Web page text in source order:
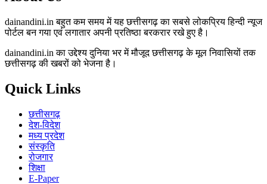
dainandini.in बहुत कम समय में यह छत्तीसगढ़ का सबसे लोकप्रिय हिन्दी न्यूज
पोर्टल बन गया एवं लगातार अपनी प्रतिष्ठा बरकरार रखे हुए है।
dainandini.in का उद्देश्य दुनिया भर में मौजूद छत्तीसगढ़ के मूल निवासियों तक
छत्तीसगढ़ की खबरों को भेजना है।
Quick Links
छत्तीसगढ़
देश-विदेश
मध्य प्रदेश
संस्कृति
रोजगार
शिक्षा
E-Paper